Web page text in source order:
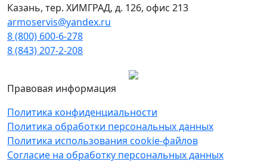
Казань, тер. ХИМГРАД, д. 126, офис 213
armoservis@yandex.ru
8 (800) 600-6-278
8 (843) 207-2-208
Правовая информация
Политика конфиденциальности
Политика обработки персональных данных
Политика использования cookie-файлов
Согласие на обработку персональных данных